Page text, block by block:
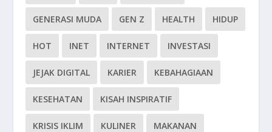
GENERASI MUDA GEN Z HEALTH HIDUP
HOT INET INTERNET INVESTASI
JEJAK DIGITAL KARIER KEBAHAGIAAN
KESEHATAN KISAH INSPIRATIF
KRISIS IKLIM KULINER MAKANAN